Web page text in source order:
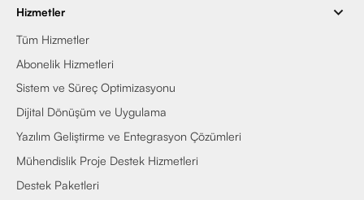
Hizmetler
Tüm Hizmetler
Abonelik Hizmetleri
Sistem ve Süreç Optimizasyonu
Dijital Dönüşüm ve Uygulama
Yazılım Geliştirme ve Entegrasyon Çözümleri
Mühendislik Proje Destek Hizmetleri
Destek Paketleri